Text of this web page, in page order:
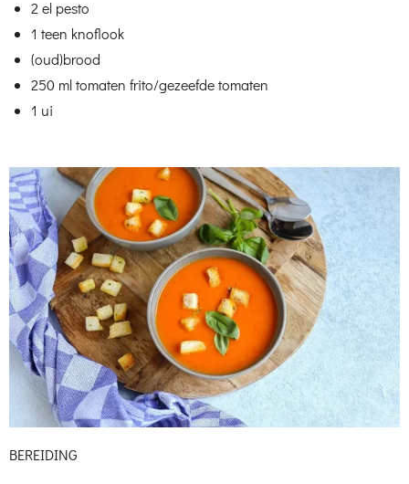
2 el pesto
1 teen knoflook
(oud)brood
250 mltomaten frito/gezeefde tomaten
1 ui
BEREIDING